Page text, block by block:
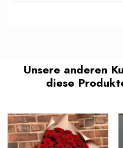
Unsere anderen
diese